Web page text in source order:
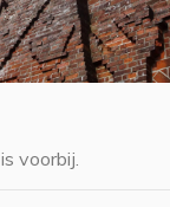
voorbij.